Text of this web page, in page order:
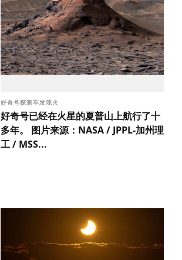
好奇号探测车发现火
好奇号已经在火星的夏普山上航行了十
多年。 图片来源：NASA / JPPL-加州理
工 / MSS...